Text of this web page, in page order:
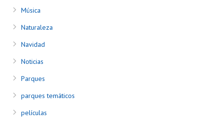
Música
Naturaleza
Navidad
Noticias
Parques
parques temáticos
películas